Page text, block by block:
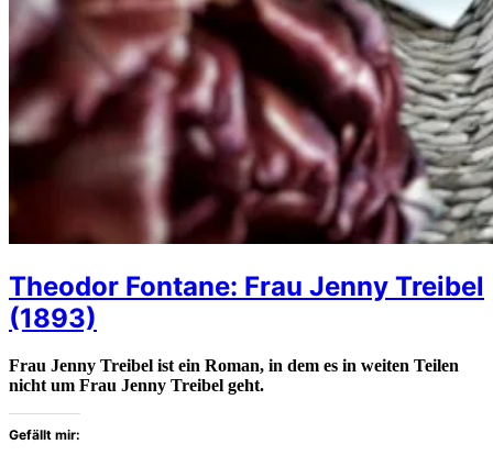
Theodor Fontane: Frau Jenny Treibel
(1893)
Frau Jenny Treibel ist ein Roman, in dem es in weiten Teilen
nicht um Frau Jenny Treibel geht.
Gefällt mir: